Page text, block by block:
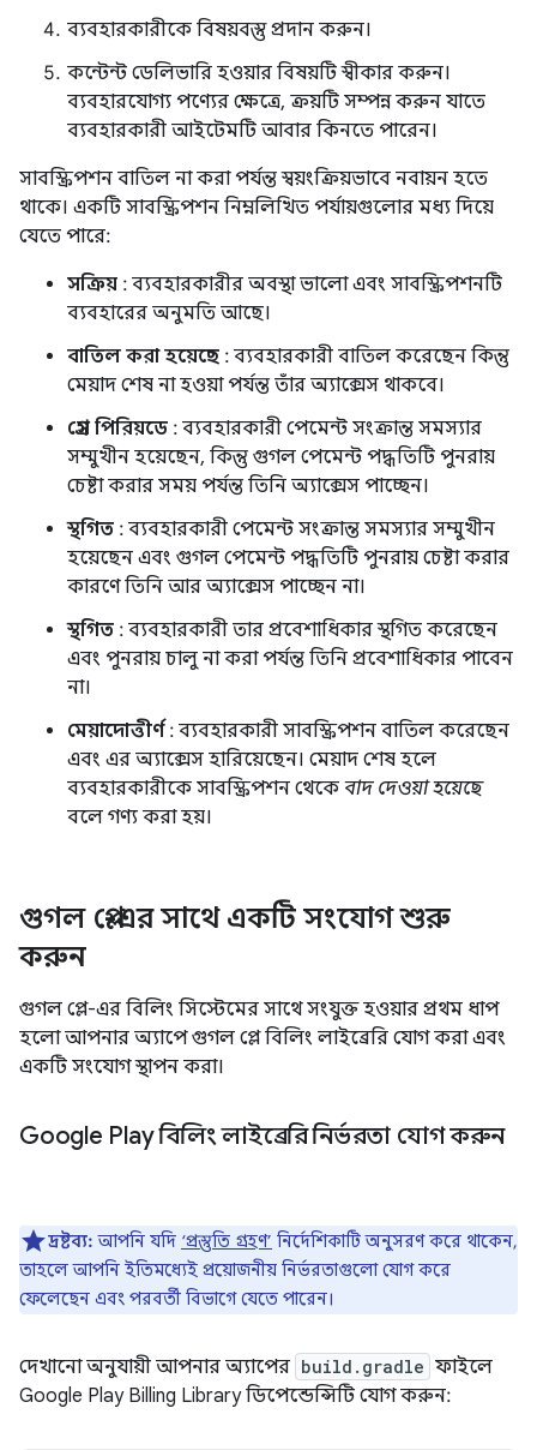
ব্যবহারকারীকে বিষয়বস্তু প্রদান করুন।
কন্টেন্ট ডেলিভারি হওয়ার বিষয়টি স্বীকার করুন।
ব্যবহারযোগ্য পণ্যের ক্ষেত্রে, ক্রয়টি সম্পন্ন করুন যাতে
ব্যবহারকারী আইটেমটি আবার কিনতে পারেন।
সাবস্ক্রিপশন বাতিল না করা পর্যন্ত স্বয়ংক্রিয়ভাবে নবায়ন হতে
থাকে। একটি সাবস্ক্রিপশন নিম্নলিখিত পর্যায়গুলোর মধ্য দিয়ে
যেতে পারে:
সক্রিয় : ব্যবহারকারীর অবস্থা ভালো এবং সাবস্ক্রিপশনটি
ব্যবহারের অনুমতি আছে।
বাতিল করা হয়েছে : ব্যবহারকারী বাতিল করেছেন কিন্তু
মেয়াদ শেষ না হওয়া পর্যন্ত তাঁর অ্যাক্সেস থাকবে।
গ্রেস পিরিয়ডে : ব্যবহারকারী পেমেন্ট সংক্রান্ত সমস্যার
সম্মুখীন হয়েছেন, কিন্তু গুগল পেমেন্ট পদ্ধতিটি পুনরায়
চেষ্টা করার সময় পর্যন্ত তিনি অ্যাক্সেস পাচ্ছেন।
স্থগিত : ব্যবহারকারী পেমেন্ট সংক্রান্ত সমস্যার সম্মুখীন
হয়েছেন এবং গুগল পেমেন্ট পদ্ধতিটি পুনরায় চেষ্টা করার
কারণে তিনি আর অ্যাক্সেস পাচ্ছেন না।
স্থগিত : ব্যবহারকারী তার প্রবেশাধিকার স্থগিত করেছেন
এবং পুনরায় চালু না করা পর্যন্ত তিনি প্রবেশাধিকার পাবেন
না।
মেয়াদোত্তীর্ণ: ব্যবহারকারী সাবস্ক্রিপশন বাতিল করেছেন
এবং এর অ্যাক্সেস হারিয়েছেন। মেয়াদ শেষ হলে
ব্যবহারকারীকে সাবস্ক্রিপশন থেকে বাদ দেওয়া হয়েছে
বলে গণ্য করা হয়।
গুগল প্লে-এর সাথে একটি সংযোগ শুরু
করুন
গুগল প্লে-এর বিলিং সিস্টেমের সাথে সংযুক্ত হওয়ার প্রথম ধাপ
হলো আপনার অ্যাপে গুগল প্লে বিলিং লাইব্রেরি যোগ করা এবং
একটি সংযোগ স্থাপন করা।
Google Play বিলিং লাইব্রেরি নির্ভরতা যোগ করুন
দ্রষ্টব্য: আপনি যদি ‘প্রস্তুতি গ্রহণ’ নির্দেশিকাটি অনুসরণ করে থাকেন,
তাহলে আপনি ইতিমধ্যেই প্রয়োজনীয় নির্ভরতাগুলো যোগ করে
ফেলেছেন এবং পরবর্তী বিভাগে যেতে পারেন।
দেখানো অনুযায়ী আপনার অ্যাপের build.gradle ফাইলে
Google Play Billing Library ডিপেন্ডেন্সিটি যোগ করুন: